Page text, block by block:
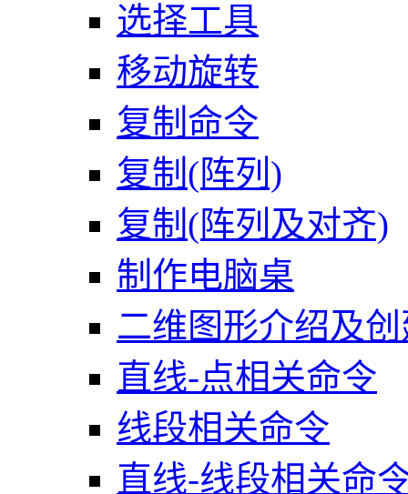
选择工具
移动旋转
复制命令
复制(阵列)
复制(阵列及对齐)
制作电脑桌
二维图形介绍及
直线-点相关命令
线段相关命令
直线-线段相关命